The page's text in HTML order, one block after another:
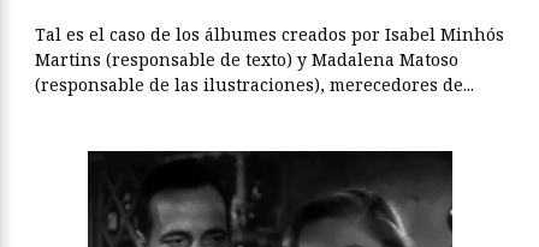
Tal es el caso de los álbumes creados por Isabel Minhós
Martins (responsable de texto) y Madalena Matoso
(responsable de las ilustraciones), merecedores de...